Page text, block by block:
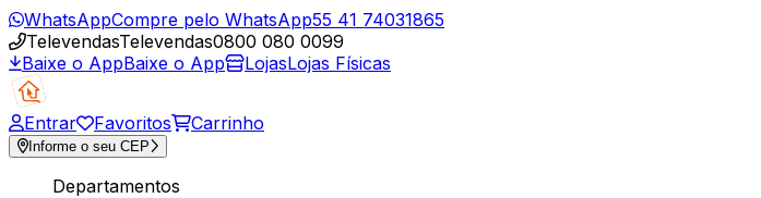
WhatsAppCompre pelo WhatsApp55 41 74031865
TelevendasTelevendas0800 080 0099
Baixe o AppBaixe o App LojasLojas Físicas
Entrar Favoritos Carrinho
Informe o seu CEP
Departamentos